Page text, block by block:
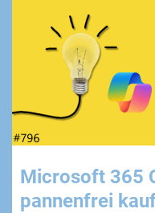
Microsoft 365
pannenfrei